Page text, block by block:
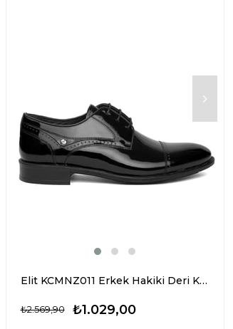
Elit KCMNZ011 Erkek Hakiki Deri Klasik Ayakkabı Siyah
₺1.029,00
₺2.569,90